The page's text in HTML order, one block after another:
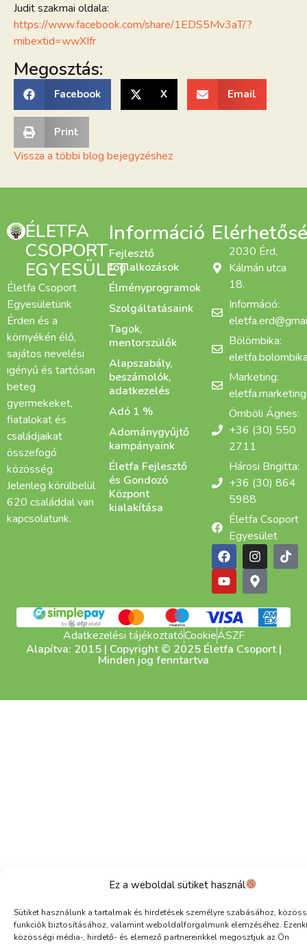
Ez a weboldal sütiket használ
Sütiket használunk a tartalmak és hirdetések személyre szabásához,
funkciók biztosításához, valamint weboldalforgalmunk elemzéséhez.
közösségi média-, hirdető- és elemező partnereinkkel megosztjuk az Ön
Judit szakmai oldala:
https://www.facebook.com/share/1EDS5Mv3aT/?
mibextid=wwXIfr
Megosztás:
Facebook X Email
Print
Vissza a többi blog bejegyzéshez
ÉLETFA
CSOPORT
EGYESÜLET
Életfa Csoport
Egyesületünk
Érden és a
környékén élő,
sajátos nevelési
igényű és tartósan
beteg
gyermekeket,
fiatalokat és
családjaikat
összefogó
közösség.
Jelenleg körülbelül
620 családdal van
kapcsolatunk.
Információ
Fejlesztő
foglalkozások
Élményprogramok
Szolgáltatásaink
Tagok,
mentorszülők
Alapszabály,
beszámolók,
adatkezelés
Adó 1 %
Adománygyűjtő
kampányaink
Életfa Fejlesztő
és Gondozó
Központ
kialakítása
2030 Érd,
Kálmán utca
18.
Információ:
Bölömbika:
Marketing:
Ömböli Ágnes:
+36 (30) 550
2711
Hárosi Brigitta:
+36 (30) 864
5988
Életfa Csoport
Egyesület
Adatkezelési tájékoztatóCookieÁSZF
Alapítva: 2015 | Copyright © 2025 Életfa Csoport |
Minden jog fenntartva